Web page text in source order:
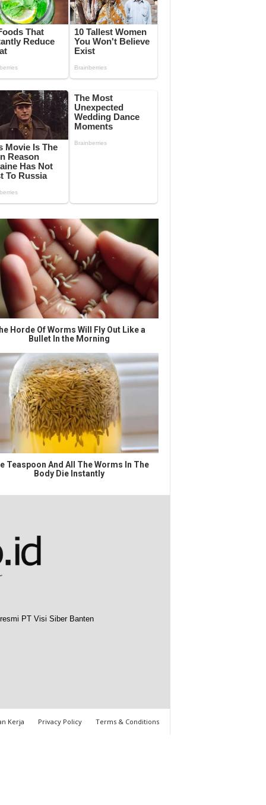
Horde Of Worms Will Fly Out Like a
Bullet In the Morning
Teaspoon And All The Worms In The
Body Die Instantly
PT Visi Siber Banten
Kerja Privacy Policy Terms & Conditions